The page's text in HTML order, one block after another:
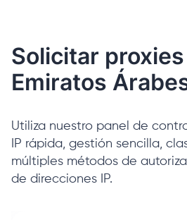
Solicitar
Emiratos
Utiliza nuestro panel de
IP rápida, gestión sencilla,
múltiples métodos de
de direcciones IP.